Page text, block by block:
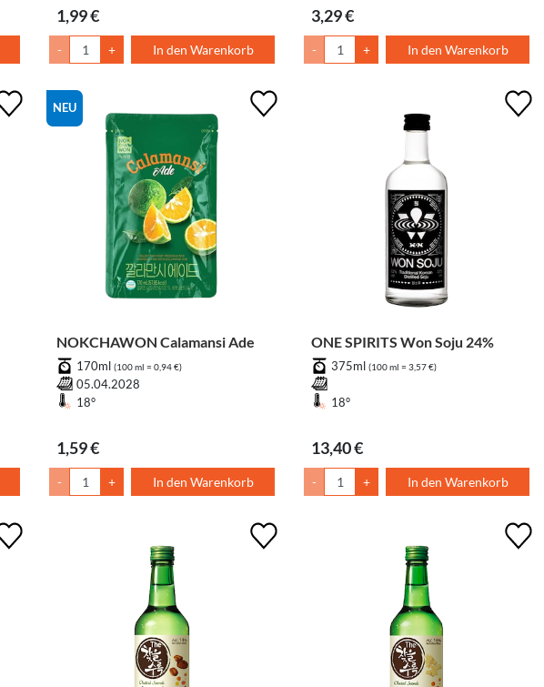
1,99 €
- + In den Warenkorb
3,29 €
- + In den Warenkorb
NEU
NOKCHAWON Calamansi Ade
170ml (100 ml = 0,94 €)
05.04.2028
18°
1,59 €
- + In den Warenkorb
ONE SPIRITS Won Soju 24%
375ml (100 ml = 3,57 €)
18°
13,40 €
- + In den Warenkorb